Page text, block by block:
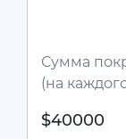
Сумма
(на
$40000